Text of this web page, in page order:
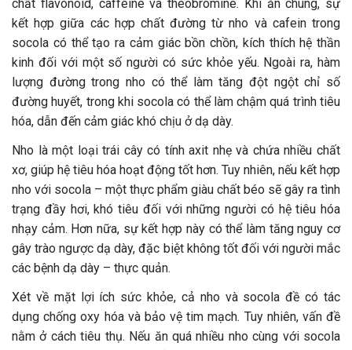
chất flavonoid, caffeine và theobromine. Khi ăn chung, sự
kết hợp giữa các hợp chất đường từ nho và cafein trong
socola có thể tạo ra cảm giác bồn chồn, kích thích hệ thần
kinh đối với một số người có sức khỏe yếu. Ngoài ra, hàm
lượng đường trong nho có thể làm tăng đột ngột chỉ số
đường huyết, trong khi socola có thể làm chậm quá trình tiêu
hóa, dẫn đến cảm giác khó chịu ở dạ dày.
Nho là một loại trái cây có tính axit nhẹ và chứa nhiều chất
xơ, giúp hệ tiêu hóa hoạt động tốt hơn. Tuy nhiên, nếu kết hợp
nho với socola – một thực phẩm giàu chất béo sẽ gây ra tình
trạng đầy hơi, khó tiêu đối với những người có hệ tiêu hóa
nhạy cảm. Hơn nữa, sự kết hợp này có thể làm tăng nguy cơ
gây trào ngược dạ dày, đặc biệt không tốt đối với người mắc
các bệnh dạ dày – thực quản.
Xét về mặt lợi ích sức khỏe, cả nho và socola đề có tác
dụng chống oxy hóa và bảo vệ tim mạch. Tuy nhiên, vấn đề
nằm ở cách tiêu thụ. Nếu ăn quá nhiều nho cùng với socola